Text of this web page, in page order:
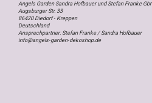
Angels Garden Sandra Hofbauer und Stefan Franke Gbr
Augsburger Str. 33
86420 Diedorf - Kreppen
Deutschland
Ansprechpartner: Stefan Franke / Sandra Hofbauer
info@angels-garden-dekoshop.de